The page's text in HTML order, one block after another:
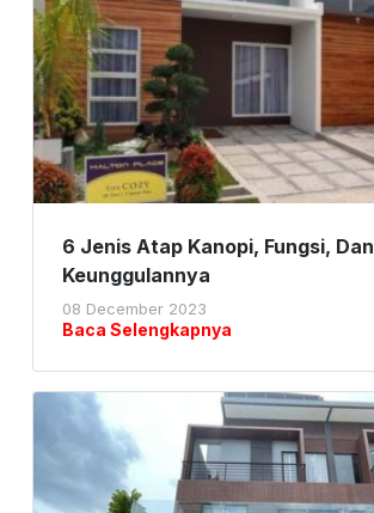
6 Jenis Atap Kanopi, Fungsi, Dan
Keunggulannya
08 December 2023
Baca Selengkapnya